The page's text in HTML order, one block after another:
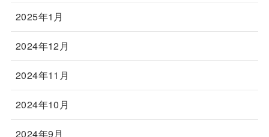
2025年1月
2024年12月
2024年11月
2024年10月
2024年9月